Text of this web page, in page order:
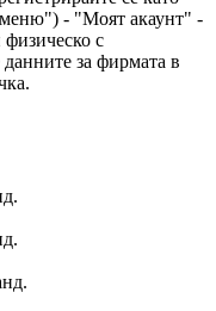
- "Моят акаунт" -
с
за фирмата в